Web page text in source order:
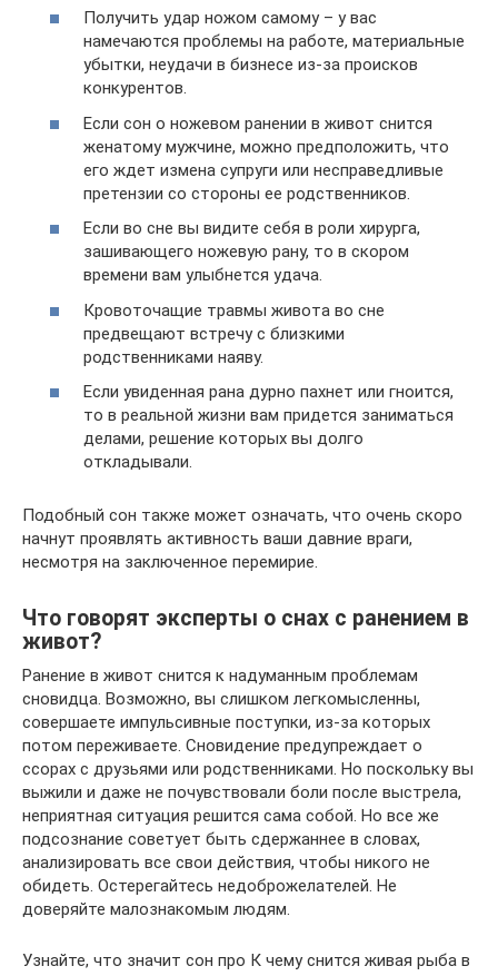
Получить удар ножом самому – у вас
намечаются проблемы на работе, материальные
убытки, неудачи в бизнесе из-за происков
конкурентов.
Если сон о ножевом ранении в живот снится
женатому мужчине, можно предположить, что
его ждет измена супруги или несправедливые
претензии со стороны ее родственников.
Если во сне вы видите себя в роли хирурга,
зашивающего ножевую рану, то в скором
времени вам улыбнется удача.
Кровоточащие травмы живота во сне
предвещают встречу с близкими
родственниками наяву.
Если увиденная рана дурно пахнет или гноится,
то в реальной жизни вам придется заниматься
делами, решение которых вы долго
откладывали.
Подобный сон также может означать, что очень скоро
начнут проявлять активность ваши давние враги,
несмотря на заключенное перемирие.
Что говорят эксперты о снах с ранением в
живот?
Ранение в живот снится к надуманным проблемам
сновидца. Возможно, вы слишком легкомысленны,
совершаете импульсивные поступки, из-за которых
потом переживаете. Сновидение предупреждает о
ссорах с друзьями или родственниками. Но поскольку вы
выжили и даже не почувствовали боли после выстрела,
неприятная ситуация решится сама собой. Но все же
подсознание советует быть сдержаннее в словах,
анализировать все свои действия, чтобы никого не
обидеть. Остерегайтесь недоброжелателей. Не
доверяйте малознакомым людям.
Узнайте, что значит сон про К чему снится живая рыба в